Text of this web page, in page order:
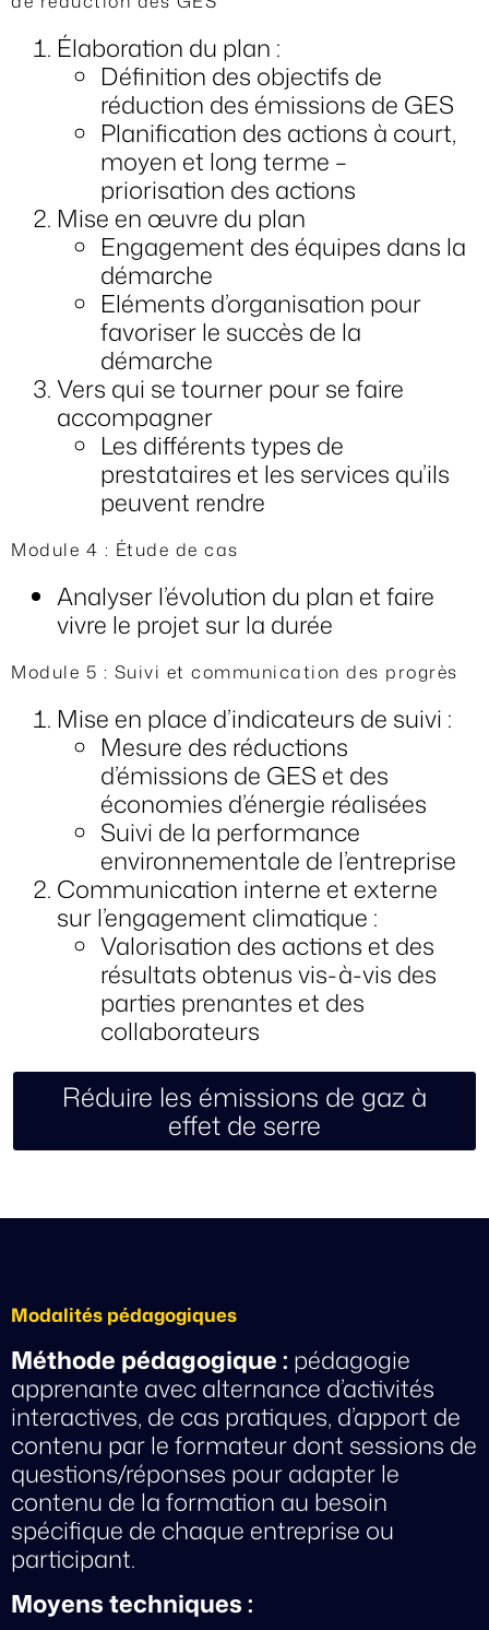
Élaboration du plan :
Définition des objectifs de
réduction des émissions de GES
Planification des actions à court,
moyen et long terme –
priorisation des actions
Mise en œuvre du plan
Engagement des équipes dans la
démarche
Eléments d’organisation pour
favoriser le succès de la
démarche
Vers qui se tourner pour se faire
accompagner
Les différents types de
prestataires et les services qu’ils
peuvent rendre
Module 4 : Étude de cas
Analyser l’évolution du plan et faire
vivre le projet sur la durée
Module 5 : Suivi et communication des progrès
Mise en place d’indicateurs de suivi :
Mesure des réductions
d’émissions de GES et des
économies d’énergie réalisées
Suivi de la performance
environnementale de l’entreprise
Communication interne et externe
sur l’engagement climatique :
Valorisation des actions et des
résultats obtenus vis-à-vis des
parties prenantes et des
collaborateurs
Réduire les émissions de gaz à
effet de serre
Modalités pédagogiques
Méthode pédagogique : pédagogie
apprenante avec alternance d’activités
interactives, de cas pratiques, d’apport de
contenu par le formateur dont sessions de
questions/réponses pour adapter le
contenu de la formation au besoin
spécifique de chaque entreprise ou
participant.
Moyens techniques :